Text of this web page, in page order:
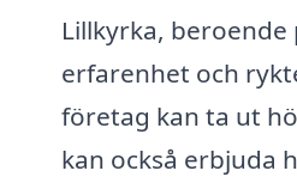
Lillkyrka, beroende
erfarenhet och
företag kan ta ut
kan också erbjuda